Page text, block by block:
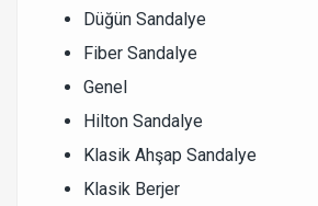
Düğün Sandalye
Fiber Sandalye
Genel
Hilton Sandalye
Klasik Ahşap Sandalye
Klasik Berjer